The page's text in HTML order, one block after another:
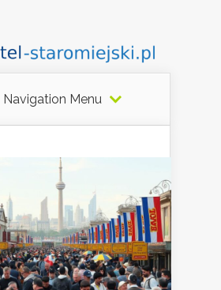
Navigation Menu